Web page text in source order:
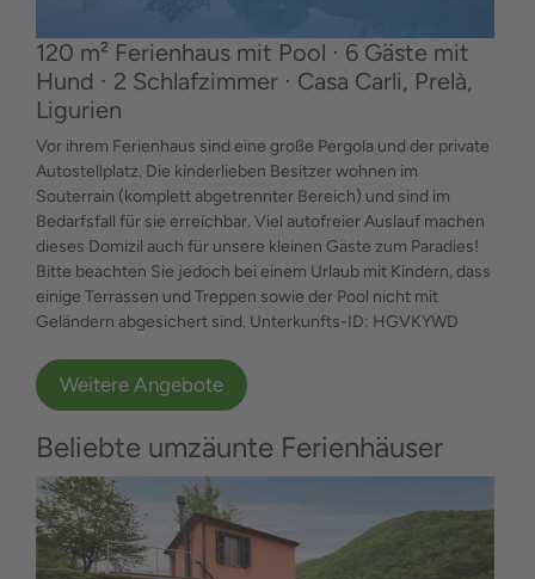
120 m² Ferienhaus mit Pool ∙ 6 Gäste mit
Hund ∙ 2 Schlafzimmer ∙ Casa Carli, Prelà,
Ligurien
Vor ihrem Ferienhaus sind eine große Pergola und der private
Autostellplatz. Die kinderlieben Besitzer wohnen im
Souterrain (komplett abgetrennter Bereich) und sind im
Bedarfsfall für sie erreichbar. Viel autofreier Auslauf machen
dieses Domizil auch für unsere kleinen Gäste zum Paradies!
Bitte beachten Sie jedoch bei einem Urlaub mit Kindern, dass
einige Terrassen und Treppen sowie der Pool nicht mit
Geländern abgesichert sind. Unterkunfts-ID: HGVKYWD
Weitere Angebote
Beliebte umzäunte Ferienhäuser